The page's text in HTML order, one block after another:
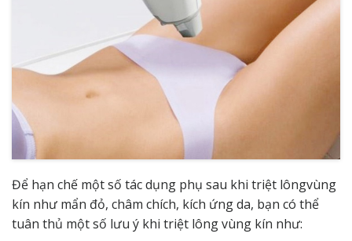
Để hạn chế một số tác dụng phụ sau khi triệt lôngvùng
kín như mẩn đỏ, châm chích, kích ứng da, bạn có thể
tuân thủ một số lưu ý khi triệt lông vùng kín như: